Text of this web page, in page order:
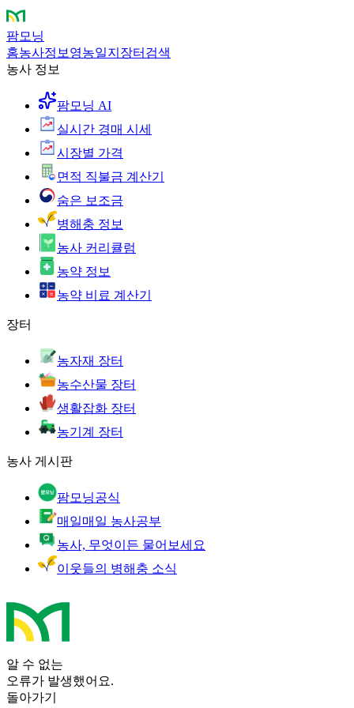
팜모닝
홈농사정보 영농일지 장터 검색
농사 정보
팜모닝 AI
실시간 경매 시세
시장별 가격
면적 직불금 계산기
숨은 보조금
병해충 정보
농사 커리큘럼
농약 정보
농약 비료 계산기
장터
농자재 장터
농수산물 장터
생활잡화 장터
농기계 장터
농사 게시판
팜모닝공식
매일매일 농사공부
농사, 무엇이든 물어보세요
이웃들의 병해충 소식
알 수 없는
오류가 발생했어요.
돌아가기